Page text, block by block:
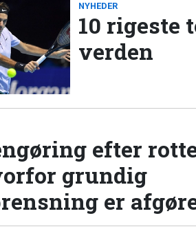
NYHEDER
10 rigeste
verden
efter
grundig
er